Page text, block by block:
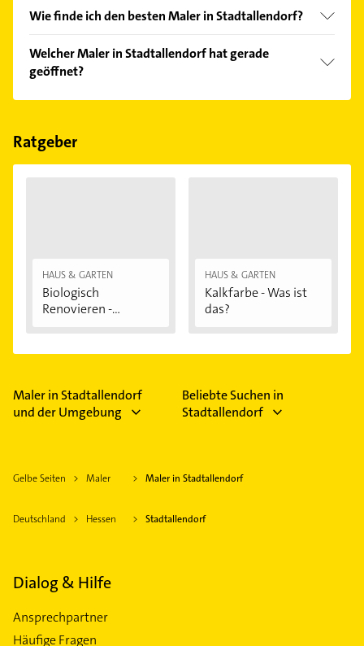
Wie finde ich den besten Maler in Stadtallendorf?
Kundenmeinungen und profitieren Sie von den
Empfehlungen. Die Suchergebnisse können Sie sich
einfach nachBewertungensortiert anzeigen lassen.
Welcher Maler in Stadtallendorf hat gerade
geöffnet?
Im Anbieter-Bereich finden Sie alleÖffnungszeiten.
Feiertagen abweichen können.
Ratgeber
HAUS & GARTEN
Biologisch
Renovieren -
HAUS & GARTEN
Kalkfarbe - Was ist
das?
Maler in Stadtallendorf
und der Umgebung
Beliebte Suchen in
Stadtallendorf
Gelbe Seiten Maler Maler in Stadtallendorf
Deutschland Hessen Stadtallendorf
Dialog & Hilfe
Ansprechpartner
Häufige Fragen